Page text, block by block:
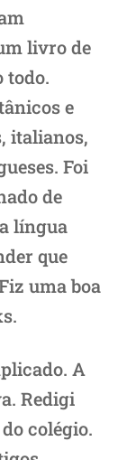
livro de
todo.
e
italianos,
Foi
de
língua
que
uma boa
A
Redigi
colégio.